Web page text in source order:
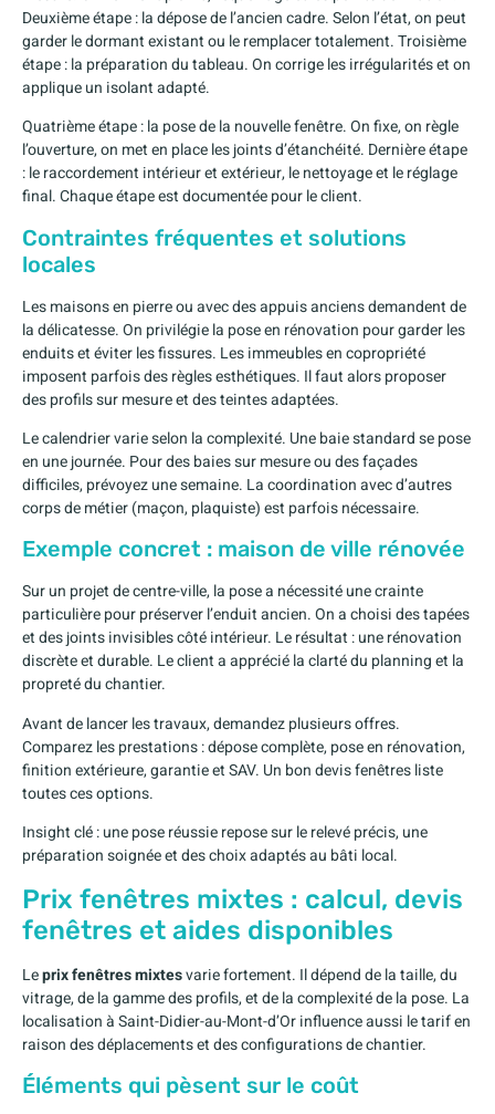
Deuxième étape : la dépose de l’ancien cadre. Selon l’état, on peut
garder le dormant existant ou le remplacer totalement. Troisième
étape : la préparation du tableau. On corrige les irrégularités et on
applique un isolant adapté.
Quatrième étape : la pose de la nouvelle fenêtre. On fixe, on règle
l’ouverture, on met en place les joints d’étanchéité. Dernière étape
: le raccordement intérieur et extérieur, le nettoyage et le réglage
final. Chaque étape est documentée pour le client.
Contraintes fréquentes et solutions
locales
Les maisons en pierre ou avec des appuis anciens demandent de
la délicatesse. On privilégie la pose en rénovation pour garder les
enduits et éviter les fissures. Les immeubles en copropriété
imposent parfois des règles esthétiques. Il faut alors proposer
des profils sur mesure et des teintes adaptées.
Le calendrier varie selon la complexité. Une baie standard se pose
en une journée. Pour des baies sur mesure ou des façades
difficiles, prévoyez une semaine. La coordination avec d’autres
corps de métier (maçon, plaquiste) est parfois nécessaire.
Exemple concret : maison de ville rénovée
Sur un projet de centre-ville, la pose a nécessité une crainte
particulière pour préserver l’enduit ancien. On a choisi des tapées
et des joints invisibles côté intérieur. Le résultat : une rénovation
discrète et durable. Le client a apprécié la clarté du planning et la
propreté du chantier.
Avant de lancer les travaux, demandez plusieurs offres.
Comparez les prestations : dépose complète, pose en rénovation,
finition extérieure, garantie et SAV. Un bon devis fenêtres liste
toutes ces options.
Insight clé : une pose réussie repose sur le relevé précis, une
préparation soignée et des choix adaptés au bâti local.
Prix fenêtres mixtes : calcul, devis
fenêtres et aides disponibles
Leprix fenêtres mixtesvarie fortement. Il dépend de la taille, du
vitrage, de la gamme des profils, et de la complexité de la pose. La
localisation à Saint-Didier-au-Mont-d’Or influence aussi le tarif en
raison des déplacements et des configurations de chantier.
Éléments qui pèsent sur le coût